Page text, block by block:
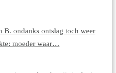
B. ondanks ontslag toch weer
moeder waar…